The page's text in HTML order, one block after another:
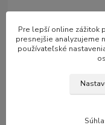
Devil Design je
Pre lepší online zážitok
presnejšie analyzujeme
používateľské